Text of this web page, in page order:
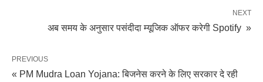
NEXT
अब समय के अनुसार पसंदीदा म्यूजिक ऑफर करेगी Spotify »
PREVIOUS
« PM Mudra Loan Yojana: बिजनेस करने के लिए सरकार दे रही